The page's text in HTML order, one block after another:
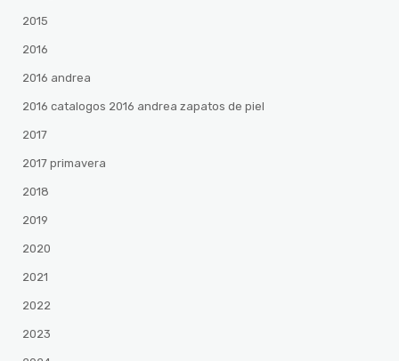
2015
2016
2016 andrea
2016 catalogos 2016 andrea zapatos de piel
2017
2017 primavera
2018
2019
2020
2021
2022
2023